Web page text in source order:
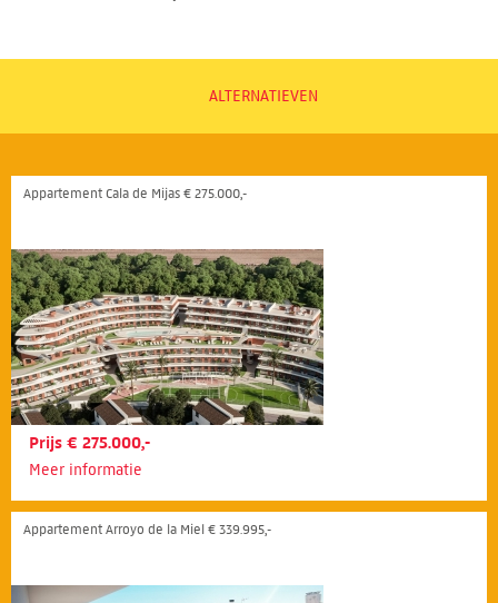
ALTERNATIEVEN
Appartement Cala de Mijas € 275.000,-
Prijs € 275.000,-
Meer informatie
Appartement Arroyo de la Miel € 339.995,-